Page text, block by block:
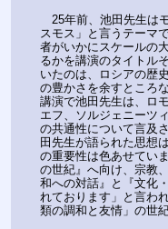
25年前、池田先生は
スモス」と言うテーマ
者がいかにスケールの
るかを講演のタイトル
いたのは、ロシアの歴
の豊かさを余すところ
講演で池田先生は、ロ
エフ、ソルジェニーツ
の共通性について言及
田先生が語られた思想
の重要性は色あせてい
の世紀』へ向け、宗教
和への対話』と『文化
れております」と言わ
類の調和と友情」の世